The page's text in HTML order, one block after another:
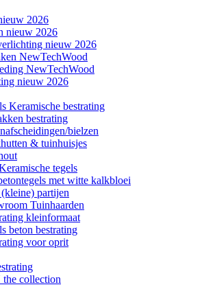
2026
nieuw 2026
nieuw 2026
NewTechWood
NewTechWood
nieuw 2026
Keramische bestrating
bestrating
bielzen
& tuinhuisjes
tegels
met witte kalkbloei
partijen
Tuinhaarden
kleinformaat
beton bestrating
voor oprit
collection